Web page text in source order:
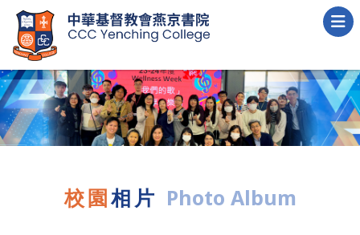
校園相片 Photo Album